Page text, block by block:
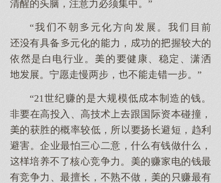
清醒的头脑，注意力必须集中。”
“我不朝元化方向展。我目前
有具备元化的力，功的握较的
依是白电行业。的健康、稳定、潇洒
展。宁愿走慢两步，不走错一步。”
“21世纪赚的是规模低本制造的钱。
非在高投入、高技术跟国际资本碰撞，
的获胜的概率较低，所扬长避短，趋利
避害。企业最怕三二意，什有钱做什，
培养不了核竞争力。的赚电的钱最
有竞争力、最擅长，不熟不做，的赚最有